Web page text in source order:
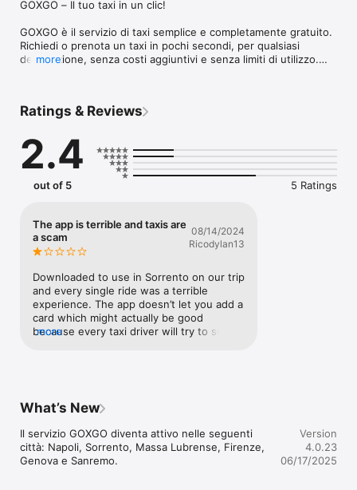
GOXGO – Il tuo taxi in un clic!
GOXGO è il servizio di taxi semplice e completamente gratuito.
Richiedi o prenota un taxi in pochi secondi, per qualsiasi
destinazione, senza costi aggiuntivi e senza limiti di utilizzo.
Seleziona numero di passeggeri, bagagli, presenza di animali,
registrata.
•	Localizzazione automatica
Grazie al GPS, la tua posizione viene rilevata in automatico.
Puoi anche inserire l’indirizzo manualmente per una precisione
Una volta assegnato il taxi, riceverai una notifica con il codice
vettura e il tempo stimato di arrivo. Segui il percorso del taxi
sulla mappa fino al punto di incontro.
Salva casa, lavoro o altri luoghi frequenti per prenotazioni ultra
rapide.
DOVE È DISPONIBILE
Attualmente il servizio GOXGO è attivo nelle seguenti città:
un taxi affidabile e sempre a portata di mano!
Nota informativa sulle prenotazioniGOXGO informa che il
more
Ratings & Reviews
2.4
out of 5 5 Ratings
The app is terrible and taxis are
a scam
08/14/2024
Ricodylan13
Downloaded to use in Sorrento on our trip
and every single ride was a terrible
experience. The app doesn’t let you add a
card which might actually be good
because every taxi driver will try to scam
more
What’s New
Il servizio GOXGO diventa attivo nelle seguenti
città: Napoli, Sorrento, Massa Lubrense, Firenze,
Genova e Sanremo.
Version
4.0.23
06/17/2025